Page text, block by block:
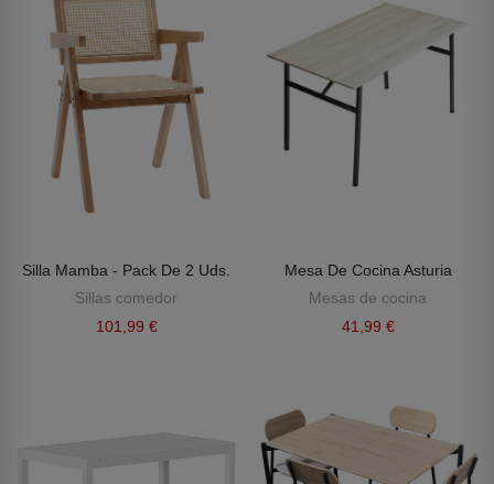
Silla Mamba - Pack De 2 Uds.
Sillas comedor
101,99 €
Mesa De Cocina Asturia
Mesas de cocina
41,99 €